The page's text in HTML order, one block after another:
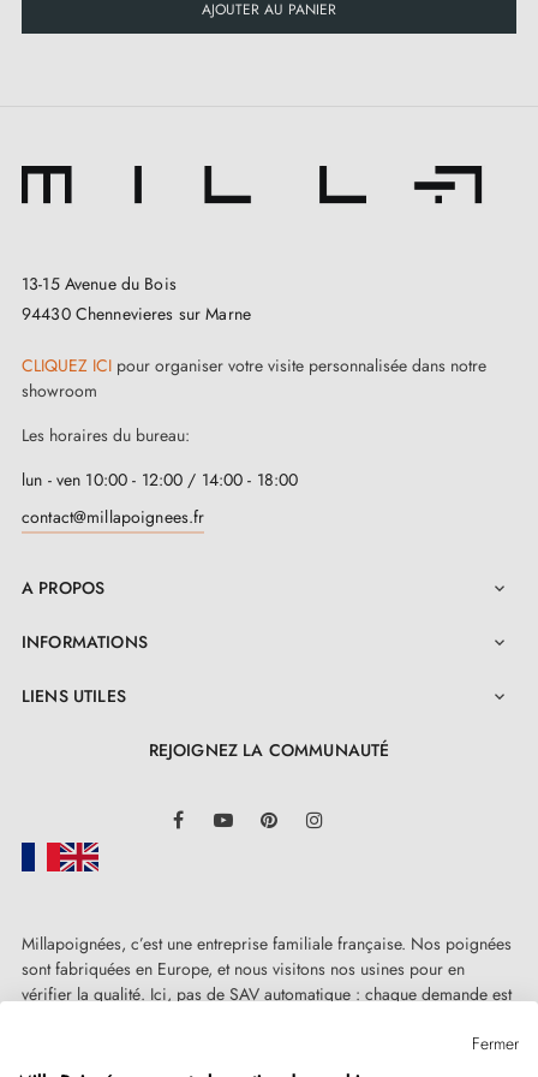
avec des serrures de portes.
AJOUTER AU PANIER
13-15 Avenue du Bois
94430 Chennevieres sur Marne
CLIQUEZ ICI pour organiser votre visite personnalisée dans notre
showroom
Les horaires du bureau:
lun - ven 10:00 - 12:00 / 14:00 - 18:00
contact@millapoignees.fr
A PROPOS 
INFORMATIONS 
LIENS UTILES 
REJOIGNEZ LA COMMUNAUTÉ
FacebookYouTube Pinterest
Millapoignées, c’est une entreprise familiale française. Nos poignées
sont fabriquées en Europe, et nous visitons nos usines pour en
vérifier la qualité. Ici, pas de SAV automatique : chaque demande est
Fermer